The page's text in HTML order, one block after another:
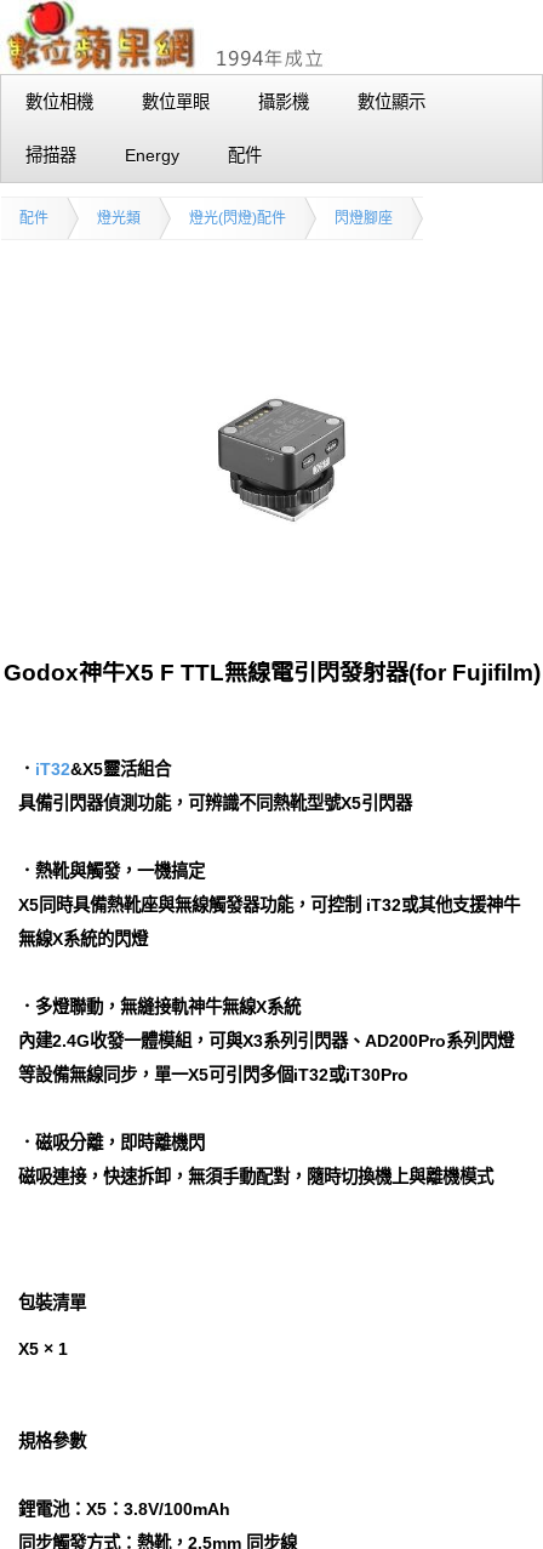
數位相機 數位單眼 攝影機 數位顯示
掃描器 Energy 配件
配件 燈光類 燈光(閃燈)配件 閃燈腳座
Godox神牛X5 F TTL無線電引閃發射器(for Fujifilm)
． iT32&X5靈活組合
具備引閃器偵測功能，可辨識不同熱靴型號X5引閃器
．熱靴與觸發，一機搞定
X5同時具備熱靴座與無線觸發器功能，可控制 iT32或其他支援神牛
無線X系統的閃燈
．多燈聯動，無縫接軌神牛無線X系統
內建2.4G收發一體模組，可與X3系列引閃器、AD200Pro系列閃燈
等設備無線同步，單一X5可引閃多個iT32或iT30Pro
．磁吸分離，即時離機閃
磁吸連接，快速拆卸，無須手動配對，隨時切換機上與離機模式
包裝清單
X5 × 1
規格參數
鋰電池：X5：3.8V/100mAh
同步觸發方式：熱靴，2.5mm 同步線